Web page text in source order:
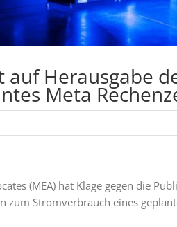
Herausgabe
Meta
(MEA) hat Klage gegen die
zum Stromverbrauch eines